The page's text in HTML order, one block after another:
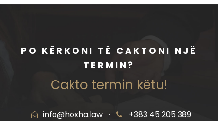
PO KËRKONI TË CAKTONI NJË
TERMIN?
Cakto termin këtu!
info@hoxha.law ·
+383 45 205 389